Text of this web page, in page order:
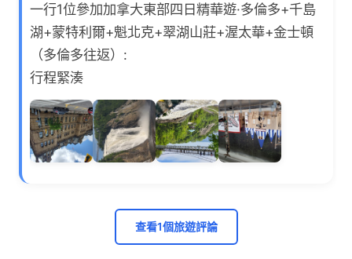
一行1位參加加拿大東部四日精華遊·多倫多+千島
湖+蒙特利爾+魁北克+翠湖山莊+渥太華+金士頓
（多倫多往返）:
行程緊湊
查看1個旅遊評論